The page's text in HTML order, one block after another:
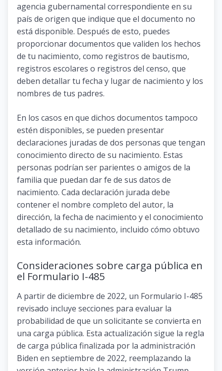
agencia gubernamental correspondiente en su
país de origen que indique que el documento no
está disponible. Después de esto, puedes
proporcionar documentos que validen los hechos
de tu nacimiento, como registros de bautismo,
registros escolares o registros del censo, que
deben detallar tu fecha y lugar de nacimiento y los
nombres de tus padres.
En los casos en que dichos documentos tampoco
estén disponibles, se pueden presentar
declaraciones juradas de dos personas que tengan
conocimiento directo de su nacimiento. Estas
personas podrían ser parientes o amigos de la
familia que puedan dar fe de sus datos de
nacimiento. Cada declaración jurada debe
contener el nombre completo del autor, la
dirección, la fecha de nacimiento y el conocimiento
detallado de su nacimiento, incluido cómo obtuvo
esta información.
Consideraciones sobre carga pública en
el Formulario I-485
A partir de diciembre de 2022, un Formulario I-485
revisado incluye secciones para evaluar la
probabilidad de que un solicitante se convierta en
una carga pública. Esta actualización sigue la regla
de carga pública finalizada por la administración
Biden en septiembre de 2022, reemplazando la